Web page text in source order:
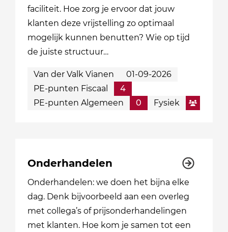
faciliteit. Hoe zorg je ervoor dat jouw
klanten deze vrijstelling zo optimaal
mogelijk kunnen benutten? Wie op tijd
de juiste structuur…
Van der Valk Vianen
01-09-2026
PE-punten Fiscaal
4
PE-punten Algemeen
0 Fysiek
Onderhandelen
Onderhandelen: we doen het bijna elke
dag. Denk bijvoorbeeld aan een overleg
met collega’s of prijsonderhandelingen
met klanten. Hoe kom je samen tot een